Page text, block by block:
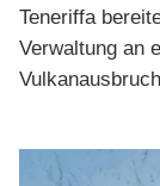
Teneriffa
Verwaltung an